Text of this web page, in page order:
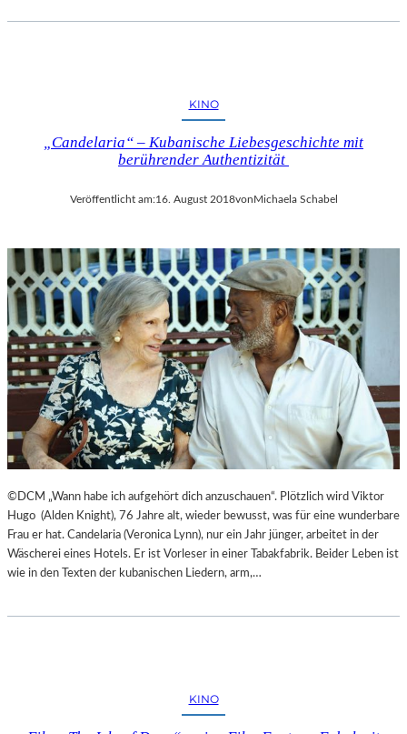
KINO
„Candelaria“ – Kubanische Liebesgeschichte mit
berührender Authentizität
Veröffentlicht am:16. August 2018vonMichaela Schabel
©DCM „Wann habe ich aufgehört dich anzuschauen“. Plötzlich wird Viktor
Hugo (Alden Knight), 76 Jahre alt, wieder bewusst, was für eine wunderbare
Frau er hat. Candelaria (Veronica Lynn), nur ein Jahr jünger, arbeitet in der
Wäscherei eines Hotels. Er ist Vorleser in einer Tabakfabrik. Beider Leben ist
wie in den Texten der kubanischen Liedern, arm,…
KINO